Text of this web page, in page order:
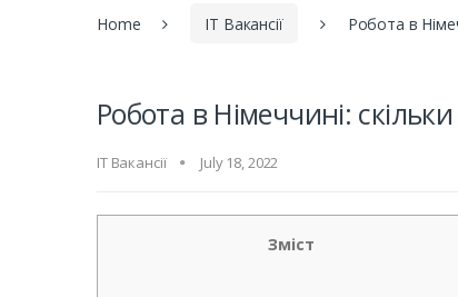
Home IT Вакансії Робота в
Робота в Німеччині:
IT Вакансії July 18, 2022
Зміст